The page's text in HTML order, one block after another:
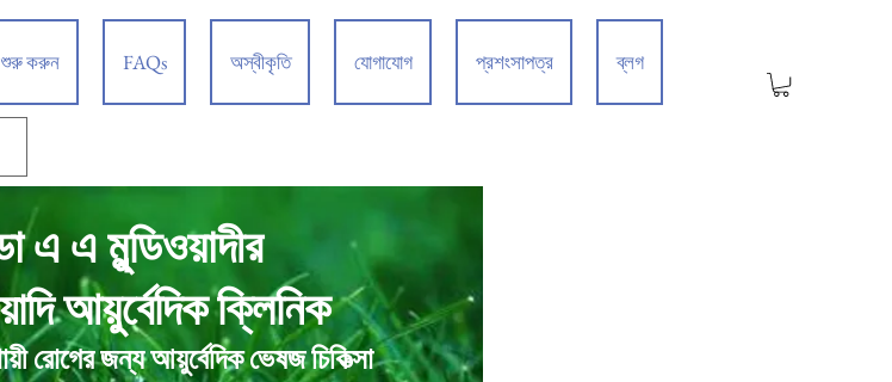
শুরু করুন FAQs অস্বীকৃতি যোগাযোগ প্রশংসাপত্র ব্লগ
এ এ মুন্ডিওয়াদীর
আয়ুর্বেদিক ক্লিনিক
রোগের জন্য আয়ুর্বেদিক ভেষজ চিকিত্সা